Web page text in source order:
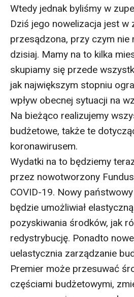
Wtedy jednak byliśmy w
Dziś jego nowelizacja jest w
przesądzona, przy czym
dzisiaj. Mamy na to kilka
skupiamy się przede
jak największym stopniu
wpływ obecnej sytuacji na
Na bieżąco realizujemy
budżetowe, także te
koronawirusem.
Wydatki na to będziemy
przez nowotworzony
COVID-19. Nowy
będzie umożliwiał
pozyskiwania środków, jak
redystrybucję. Ponadto
uelastycznia zarządzanie
Premier może przesuwać
częściami budżetowymi,